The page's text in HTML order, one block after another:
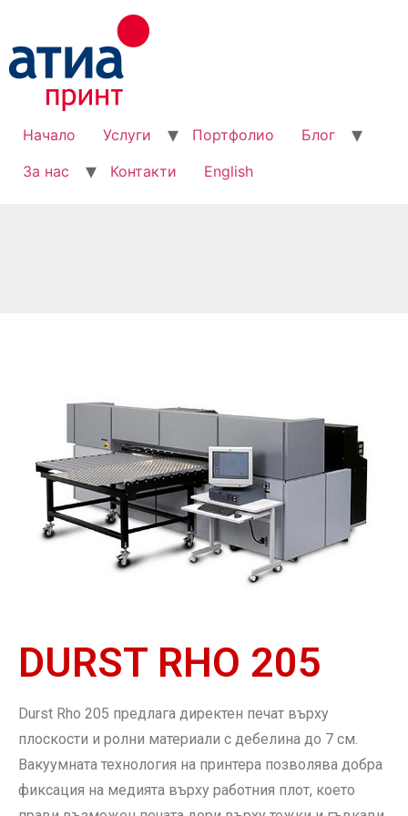
Начало Услуги Портфолио
Блог
За нас
Контакти English
DURST RHO 205
Durst Rho 205 предлага директен печат върху
плоскости и ролни материали с дебелина до 7 см.
Вакуумната технология на принтера позволява добра
фиксация на медията върху работния плот, което